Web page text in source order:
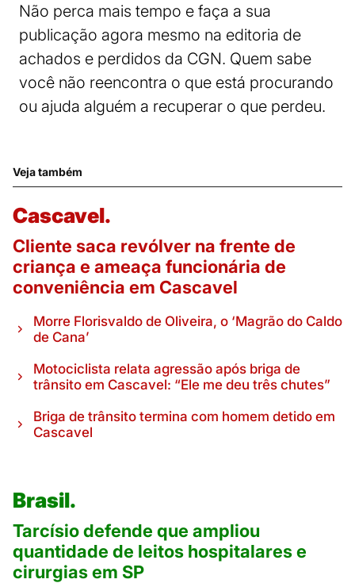
Não perca mais tempo e faça a sua
publicação agora mesmo na editoria de
achados e perdidos da CGN. Quem sabe
você não reencontra o que está procurando
ou ajuda alguém a recuperar o que perdeu.
Veja também
Cascavel.
Cliente saca revólver na frente de
criança e ameaça funcionária de
conveniência em Cascavel
Morre Florisvaldo de Oliveira, o ‘Magrão do Caldo
de Cana’
Motociclista relata agressão após briga de
trânsito em Cascavel: “Ele me deu três chutes”
Briga de trânsito termina com homem detido em
Cascavel
Brasil.
Tarcísio defende que ampliou
quantidade de leitos hospitalares e
cirurgias em SP